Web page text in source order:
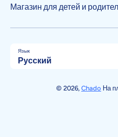
Магазин для детей и
Язык
Русский
© 2026, Chado На